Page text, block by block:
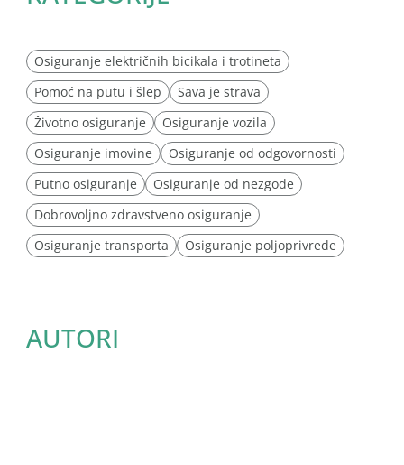
Osiguranje električnih bicikala i trotineta
Pomoć na putu i šlep
Sava je strava
Životno osiguranje
Osiguranje vozila
Osiguranje imovine
Osiguranje od odgovornosti
Putno osiguranje
Osiguranje od nezgode
Dobrovoljno zdravstveno osiguranje
Osiguranje transporta
Osiguranje poljoprivrede
AUTORI